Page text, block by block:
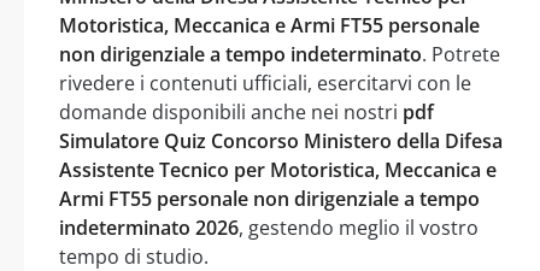
Motoristica, Meccanica e Armi FT55 personale
non dirigenziale a tempo indeterminato. Potrete
rivedere i contenuti ufficiali, esercitarvi con le
domande disponibili anche nei nostri pdf
Simulatore Quiz Concorso Ministero della Difesa
Assistente Tecnico per Motoristica, Meccanica e
Armi FT55 personale non dirigenziale a tempo
indeterminato 2026, gestendo meglio il vostro
tempo di studio.